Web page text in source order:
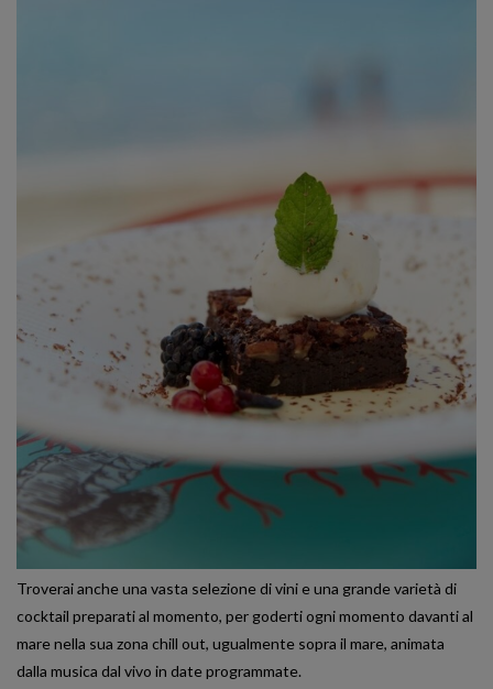
Troverai anche una vasta selezione di vini e una grande varietà di
cocktail preparati al momento, per goderti ogni momento davanti al
mare nella sua zona chill out, ugualmente sopra il mare, animata
dalla musica dal vivo in date programmate.